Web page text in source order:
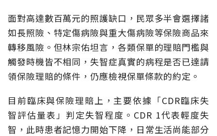
面對高達數百萬元的照護缺口，民眾多半會選擇諸
如長照險、特定傷病險與重大傷病險等保險商品來
轉移風險。但林宗佑坦言，各類保單的理賠門檻與
觸發時機皆不相同，失智症真實的病程是否已達請
領保險理賠的條件，仍應檢視保單條款的約定。
目前臨床與保險理賠上，主要依據「CDR臨床失
智評估量表」判定失智程度。CDR 1代表輕度失
智，此時患者記憶力開始下降，日常生活尚能部分